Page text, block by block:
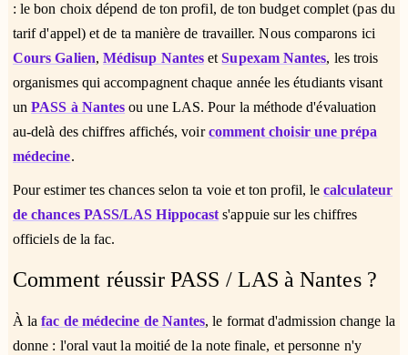
: le bon choix dépend de ton profil, de ton budget complet (pas du
tarif d'appel) et de ta manière de travailler. Nous comparons ici
Cours Galien,Médisup Nantes etSupexam Nantes, les trois
organismes qui accompagnent chaque année les étudiants visant
unPASS à Nantes ou une LAS. Pour la méthode d'évaluation
au-delà des chiffres affichés, voircomment choisir une prépa
médecine.
Pour estimer tes chances selon ta voie et ton profil, lecalculateur
de chances PASS/LAS Hippocast s'appuie sur les chiffres
officiels de la fac.
Comment réussir PASS / LAS à Nantes ?
À lafac de médecine de Nantes, le format d'admission change la
donne : l'oral vaut la moitié de la note finale, et personne n'y